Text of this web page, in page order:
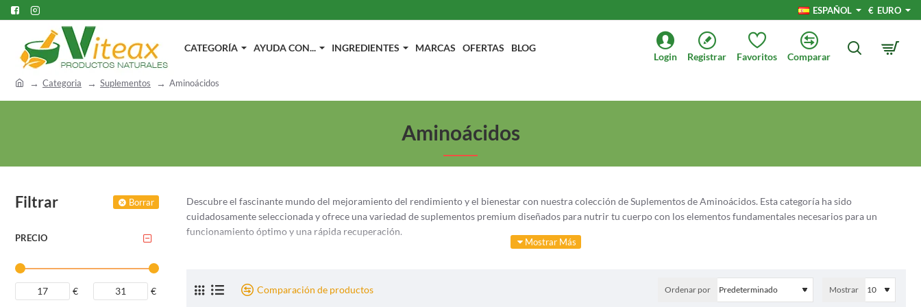
ESPAÑOL € EURO
CATEGORÍA AYUDA CON... INGREDIENTES MARCAS OFERTAS BLOG
Login Registrar Favoritos Comparar
Categoria Suplementos Aminoácidos
Aminoácidos
Filtrar Borrar
PRECIO
€ €
Descubre el fascinante mundo del mejoramiento del rendimiento y el bienestar con nuestra colección de Suplementos de Aminoácidos. Esta categoría ha sido
cuidadosamente seleccionada y ofrece una variedad de suplementos premium diseñados para nutrir tu cuerpo con los elementos fundamentales necesarios para un
funcionamiento óptimo y una rápida recuperación.
busca de apoyo para la recuperación muscular, un entusiasta del fitness que busca aumentar su resistencia o alguien preocupado por su bienestar general, nuestra
Comparación de productos Ordenar por Mostrar